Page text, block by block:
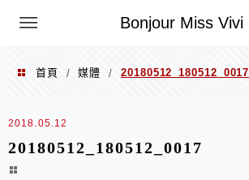
Bonjour Miss Vivi
選單
首頁 / 媒體 / 20180512_180512_0017
2018.05.12
20180512_180512_0017